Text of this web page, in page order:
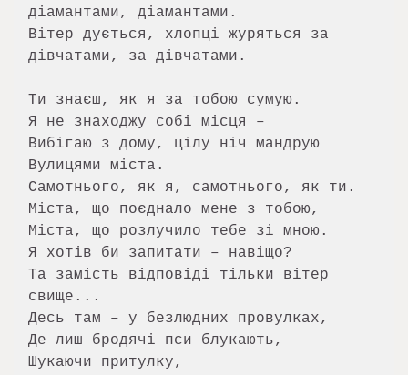
діамантами, діамантами.
Вітер дується, хлопці журяться за
дівчатами, за дівчатами.
Ти знаєш, як я за тобою сумую.
Я не знаходжу собі місця –
Вибігаю з дому, цілу ніч мандрую
Вулицями міста.
Самотнього, як я, самотнього, як ти.
Міста, що поєднало мене з тобою,
Міста, що розлучило тебе зі мною.
Я хотів би запитати – навіщо?
Та замість відповіді тільки вітер
свище...
Десь там – у безлюдних провулках,
Де лиш бродячі пси блукають,
Шукаючи притулку,